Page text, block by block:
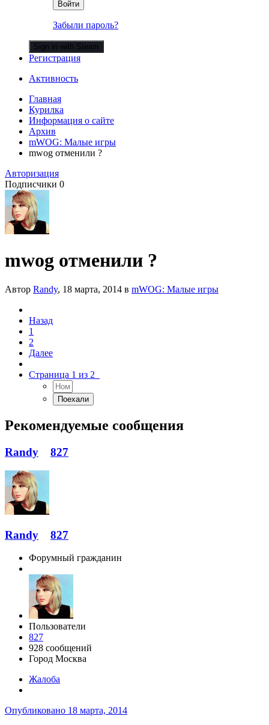
Войти
Забыли пароль?
Sign in with Steam
Регистрация
Активность
Главная
Курилка
Информация о сайте
Архив
mWOG: Малые игры
mwog отменили ?
Авторизация
Подписчики 0
mwog отменили ?
Автор Randy, 18 марта, 2014 в mWOG: Малые игры
Назад
1
2
Далее
Страница 1 из 2
Рекомендуемые сообщения
Randy 827
Randy 827
Форумный гражданин
Пользователи
827
928 сообщений
Город Москва
Жалоба
Опубликовано 18 марта, 2014